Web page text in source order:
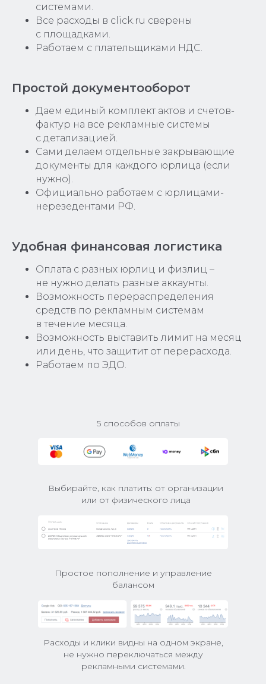
системами.
Все расходы в click.ru сверены
с площадками.
Работаем с плательщиками НДС.
Простой документооборот
Даем единый комплект актов и счетов-
фактур на все рекламные системы
с детализацией.
Сами делаем отдельные закрывающие
документы для каждого юрлица (если
нужно).
Официально работаем с юрлицами-
нерезедентами РФ.
Удобная финансовая логистика
Оплата с разных юрлиц и физлиц –
не нужно делать разные аккаунты.
Возможность перераспределения
средств по рекламным системам
в течение месяца.
Возможность выставить лимит на месяц
или день, что защитит от перерасхода.
Работаем по ЭДО.
5 способов оплаты
Выбирайте, как платить: от организации
или от физического лица
Расходы и клики видны на одном экране,
не нужно переключаться между
рекламными системами.
Простое пополнение и управление
балансом